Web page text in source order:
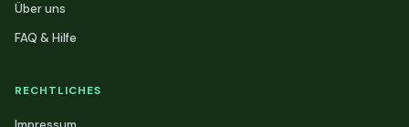
Über uns
FAQ & Hilfe
RECHTLICHES